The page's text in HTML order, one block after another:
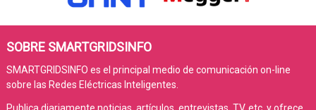
SOBRE SMARTGRIDSINFO
SMARTGRIDSINFO es el principal medio de comunicación on-line
sobre las Redes Eléctricas Inteligentes.